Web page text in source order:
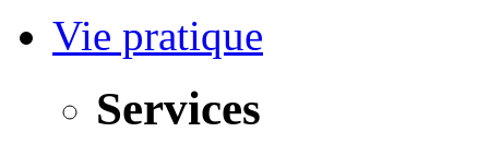
Vie pratique
Services